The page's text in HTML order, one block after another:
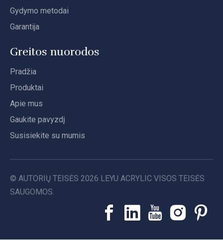
Gydymo metodai
Garantija
Greitos nuorodos
Pradžia
Produktai
Apie mus
Gaukite pavyzdį
Susisiekite su mumis
© AUTORIŲ TEISĖS 2026 LEYU ACRYLIC VISOS TEISĖS
SAUGOMOS.